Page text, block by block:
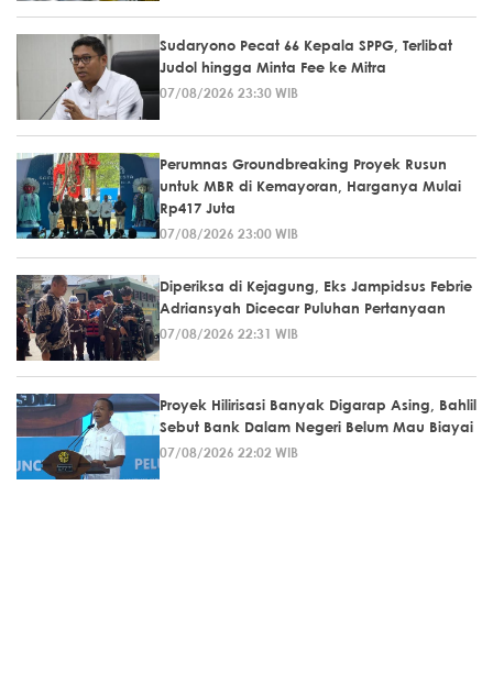
Sudaryono Pecat 66 Kepala SPPG, Terlibat
Judol hingga Minta Fee ke Mitra
07/08/2026 23:30 WIB
Perumnas Groundbreaking Proyek Rusun
untuk MBR di Kemayoran, Harganya Mulai
Rp417 Juta
07/08/2026 23:00 WIB
Diperiksa di Kejagung, Eks Jampidsus Febrie
Adriansyah Dicecar Puluhan Pertanyaan
07/08/2026 22:31 WIB
Proyek Hilirisasi Banyak Digarap Asing, Bahlil
Sebut Bank Dalam Negeri Belum Mau Biayai
07/08/2026 22:02 WIB